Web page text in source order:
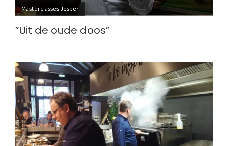
Masterclasses Josper
”Uit de oude doos”